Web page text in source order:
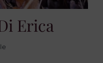
Erica